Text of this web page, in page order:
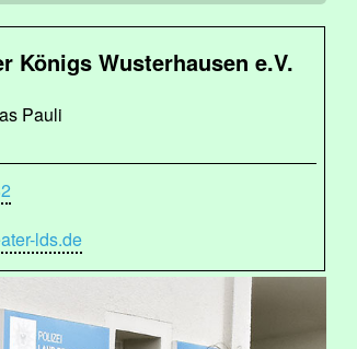
Königs Wusterhausen e.V.
Pauli
lds.de